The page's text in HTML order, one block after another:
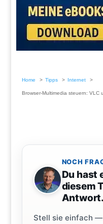
Home Tipps Internet
Browser-Multimedia steuern: VLC
NOCH
Du hast
diesem
Antwort.
Stell sie einfach —